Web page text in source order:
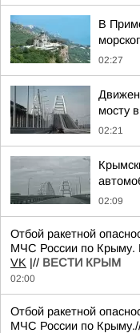
В
02:27
мосту
02:21
02:09
Отбой ракетной
МЧС России по Крыму.
VK |// ВЕСТИ КРЫМ
02:00
Отбой ракетной
МЧС России по